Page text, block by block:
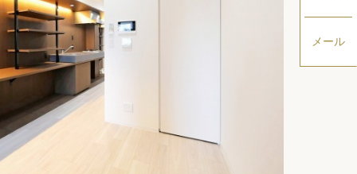
メール